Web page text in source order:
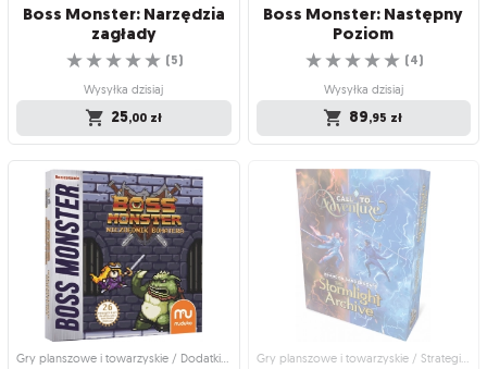
Boss Monster: Narzędzia
zagłady
☆
☆
☆
☆
☆ (5)
Wysyłka dzisiaj
25,00 zł
Gry planszowe i towarzyskie / Dodatki
do gier
Boss Monster: Narzędzia
zagłady
Trzeci dodatek do Boss Monster
☆
☆
☆
☆
☆ (5)
Wysyłka dzisiaj
25,00 zł
Boss Monster: Następny
Poziom
☆
☆
☆
☆
☆ (4)
Wysyłka dzisiaj
89,95 zł
Rodzinne gry planszowe
Boss Monster: Następny
Poziom
Teraz możesz niszczyć bohaterów z
jeszcze większą furią i impetem!
☆
☆
☆
☆
☆ (4)
Wysyłka dzisiaj
zł
Gry planszowe i towarzyskie / Dodatki do gier Gry planszowe i towarzyskie / Strategiczne gry planszowe